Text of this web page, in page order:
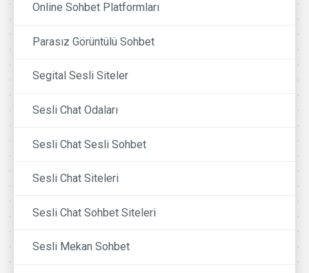
Online Sohbet Platformları
Parasız Görüntülü Sohbet
Segital Sesli Siteler
Sesli Chat Odaları
Sesli Chat Sesli Sohbet
Sesli Chat Siteleri
Sesli Chat Sohbet Siteleri
Sesli Mekan Sohbet